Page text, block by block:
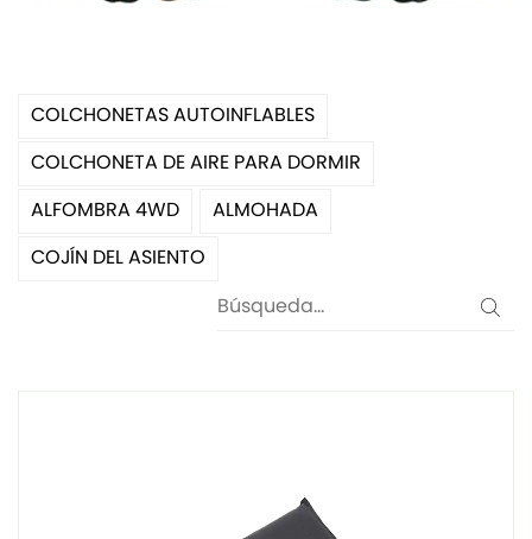
COLCHONETAS AUTOINFLABLES
COLCHONETA DE AIRE PARA DORMIR
ALFOMBRA 4WD
ALMOHADA
COJÍN DEL ASIENTO